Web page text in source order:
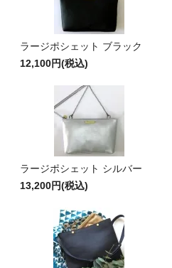
ラージポシェット ブラック
12,100円(税込)
ラージポシェット シルバー
13,200円(税込)